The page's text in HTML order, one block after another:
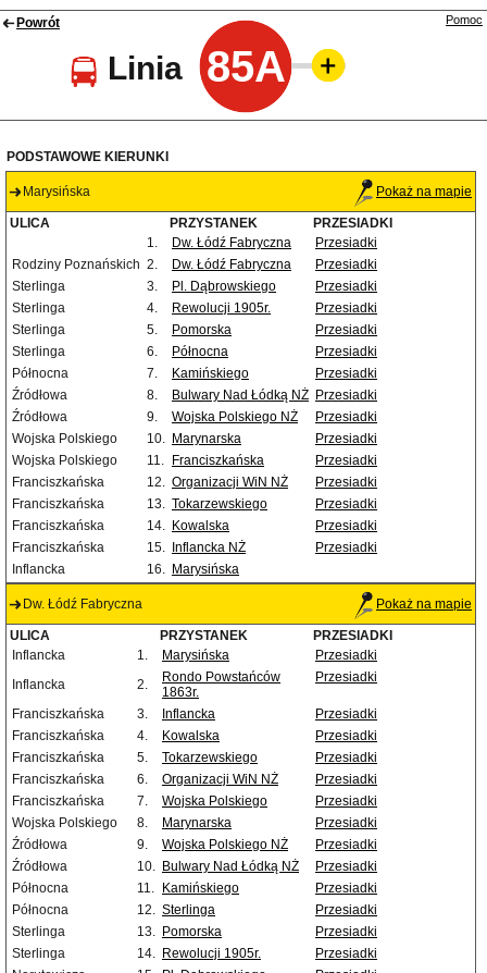
Powrót
Linia 85A
Pomoc
PODSTAWOWE KIERUNKI
Marysińska Pokaż na mapie
ULICA PRZYSTANEK
PRZESIADKI
1.
Dw. Łódź Fabryczna
Przesiadki
Rodziny Poznańskich 2. Dw. Łódź Fabryczna
Przesiadki
Sterlinga
3. Pl. Dąbrowskiego
Przesiadki
Sterlinga
4. Rewolucji 1905r.
Przesiadki
Sterlinga
5. Pomorska
Przesiadki
Sterlinga
6. Północna
Przesiadki
Północna
7. Kamińskiego
Przesiadki
Źródłowa
8. Bulwary Nad Łódką NŻ Przesiadki
Źródłowa
9. Wojska Polskiego NŻ
Przesiadki
Wojska Polskiego
10. Marynarska
Przesiadki
Wojska Polskiego
11. Franciszkańska
Przesiadki
Franciszkańska
12. Organizacji WiN NŻ
Przesiadki
Franciszkańska
13. Tokarzewskiego
Przesiadki
Franciszkańska
14. Kowalska
Przesiadki
Franciszkańska
15. Inflancka NŻ
Przesiadki
Inflancka
16. Marysińska
Dw. Łódź Fabryczna Pokaż na mapie
ULICA PRZYSTANEK
PRZESIADKI
Inflancka
1. Marysińska
Przesiadki
Inflancka
2.
Rondo Powstańców
1863r.
Przesiadki
Franciszkańska 3. Inflancka
Przesiadki
Franciszkańska
4. Kowalska
Przesiadki
Franciszkańska
5. Tokarzewskiego
Przesiadki
Franciszkańska
6. Organizacji WiN NŻ
Przesiadki
Franciszkańska
7. Wojska Polskiego
Przesiadki
Wojska Polskiego
8. Marynarska
Przesiadki
Źródłowa
9. Wojska Polskiego NŻ
Przesiadki
Źródłowa
10. Bulwary Nad Łódką NŻ
Przesiadki
Północna
11. Kamińskiego
Przesiadki
Północna
12. Sterlinga
Przesiadki
Sterlinga
13. Pomorska
Przesiadki
Sterlinga
14. Rewolucji 1905r.
Przesiadki